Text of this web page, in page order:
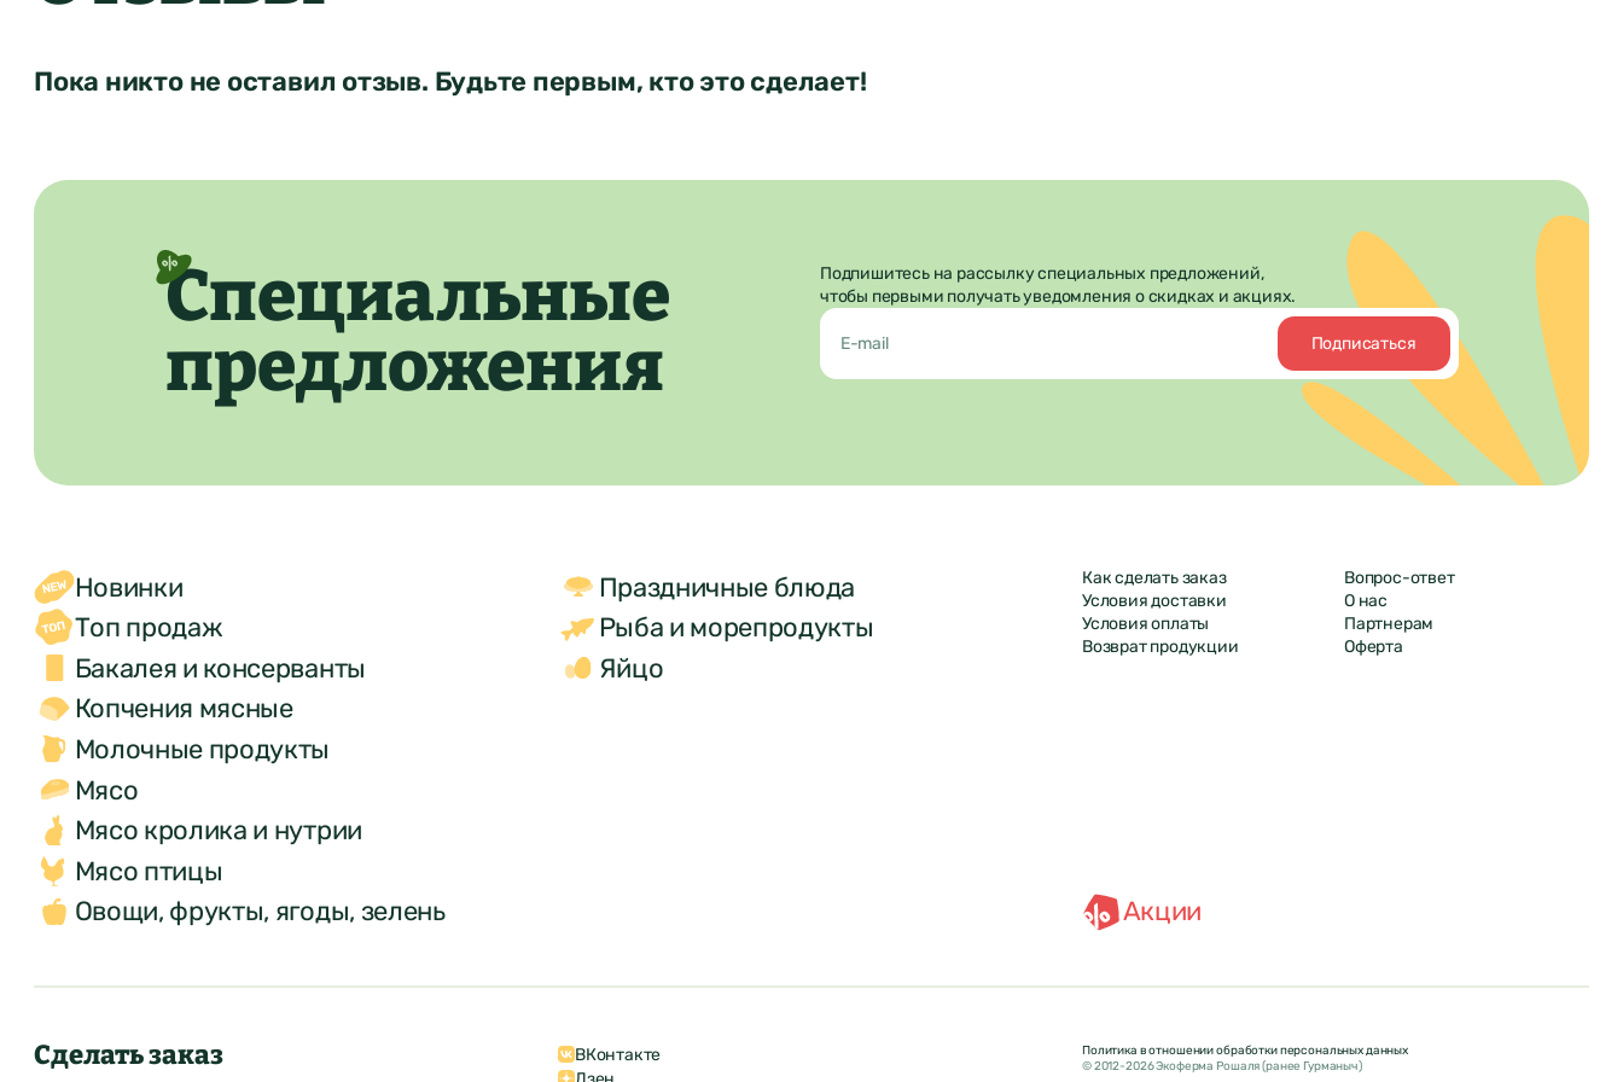
Пока никто не оставил отзыв. Будьте первым, кто это сделает!
Специальные
предложения
Подпишитесь на рассылку специальных предложений,
чтобы первыми получать уведомления о скидках и акциях.
Подписаться
Новинки
Топ продаж
Бакалея и консерванты
Копчения мясные
Молочные продукты
Мясо
Мясо кролика и нутрии
Мясо птицы
Овощи, фрукты, ягоды, зелень
Праздничные блюда
Рыба и морепродукты
Яйцо
Как сделать заказ
Условия доставки
Условия оплаты
Возврат продукции
Акции
Вопрос-ответ
О нас
Партнерам
Оферта
Сделать заказ
ВКонтакте
Политика в отношении обработки персональных данных
© 2012-2026 Экоферма Рошаля (ранее Гурманыч)